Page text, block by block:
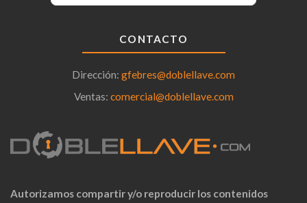
CONTACTO
Dirección: gfebres@doblellave.com
Ventas: comercial@doblellave.com
Autorizamos compartir y/o reproducir los contenidos